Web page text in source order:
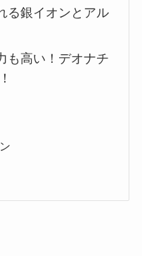
る銀イオンとアル
も高い！デオナチ